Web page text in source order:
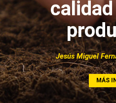
Jesús Miguel
MÁS